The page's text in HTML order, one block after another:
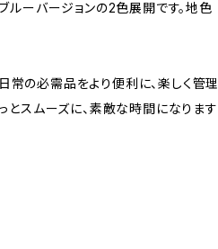
ルーバージョンの2色展開です。地色
常の必需品をより便利に、楽しく管理
とスムーズに、素敵な時間になります